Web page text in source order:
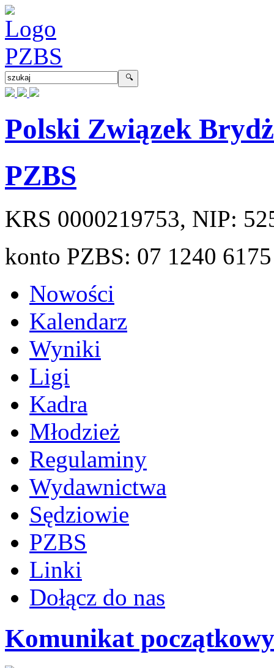
Polski Związek
PZBS
KRS 0000219753, NIP:
konto PZBS: 07 1240
Nowości
Kalendarz
Wyniki
Ligi
Kadra
Młodzież
Regulaminy
Wydawnictwa
Sędziowie
PZBS
Linki
Dołącz do nas
Komunikat